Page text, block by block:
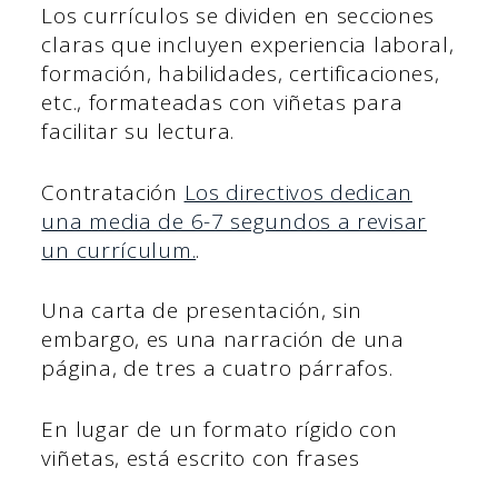
Los currículos se dividen en secciones
claras que incluyen experiencia laboral,
formación, habilidades, certificaciones,
etc., formateadas con viñetas para
facilitar su lectura.
Contratación Los directivos dedican
una media de 6-7 segundos a revisar
un currículum..
Una carta de presentación, sin
embargo, es una narración de una
página, de tres a cuatro párrafos.
En lugar de un formato rígido con
viñetas, está escrito con frases